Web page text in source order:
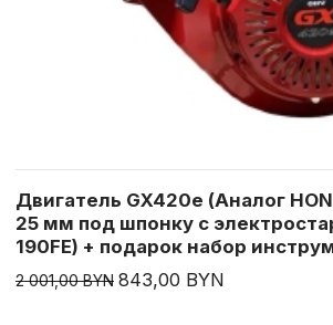
Двигатель GX420e (Аналог
25 мм под шпонку с
190FE) + подарок набор
2 001,00 BYN 843,00 BYN